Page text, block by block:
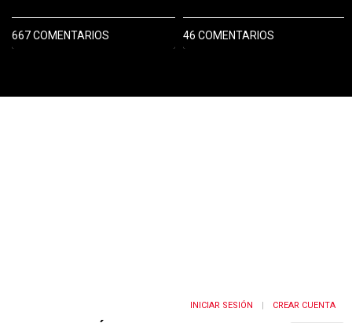
667 COMENTARIOS 46 COMENTARIOS
INICIAR SESIÓN CREAR CUENTA